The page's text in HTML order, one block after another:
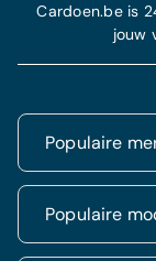
Populaire
Renault
Populaire
Cardoen.be is
jouw